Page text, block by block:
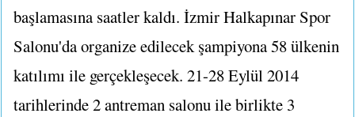
başlamasına saatler kaldı. İzmir Halkapınar Spor
Salonu'da organize edilecek şampiyona 58 ülkenin
katılımı ile gerçekleşecek. 21-28 Eylül 2014
tarihlerinde 2 antreman salonu ile birlikte 3